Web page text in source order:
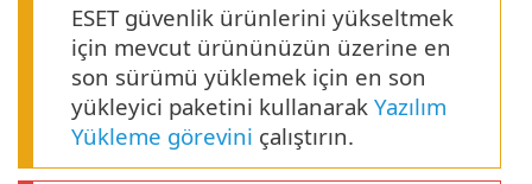
ESET güvenlik ürünlerini yükseltmek
için mevcut ürününüzün üzerine en
son sürümü yüklemek için en son
yükleyici paketini kullanarak Yazılım
Yükleme görevini çalıştırın.